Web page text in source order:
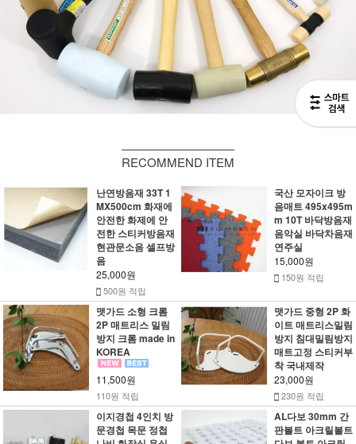
RECOMMEND ITEM
난연방음재 33T 1
MX500cm 화재에
안전한 화제에 안
전한 스티커방음재
현관문소음 셀프방
음
25,000원
500원 적립
국산 모자이크 방
음매트 495x495m
m 10T 바닥방음재
음악실 바닥차음재
연주실
15,000원
150원 적립
맷가드 소형 크롬
2P 매트리스 밀림
방지 크롬 made in
KOREA
11,500원
110원 적립
맷가드 중형 2P 화
이트 매트리스밀림
방지 침대밀림방지
매트고정 스티커부
착 국내제작
23,000원
230원 적립
이지경첩 4인치 방
문경첩 목문 정첩
AL다보 30mm 간
판볼트 아크릴볼트